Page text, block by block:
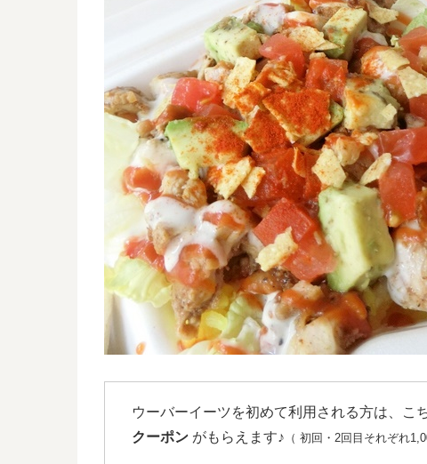
ウーバーイーツを初めて利用される方は、こ
クーポン がもらえます♪ （ 初回・2回目それぞれ